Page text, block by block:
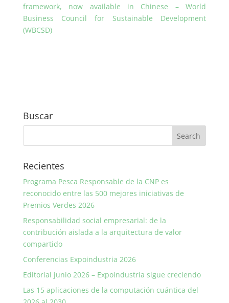
framework, now available in Chinese – World
Business Council for Sustainable Development
(WBCSD)
Buscar
Recientes
Programa Pesca Responsable de la CNP es
reconocido entre las 500 mejores iniciativas de
Premios Verdes 2026
Responsabilidad social empresarial: de la
contribución aislada a la arquitectura de valor
compartido
Conferencias Expoindustria 2026
Editorial junio 2026 – Expoindustria sigue creciendo
Las 15 aplicaciones de la computación cuántica del